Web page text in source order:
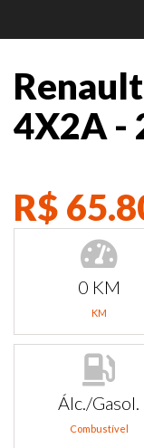
4X2A -
R$
0 KM
KM
Álc./Gasol.
Combustível